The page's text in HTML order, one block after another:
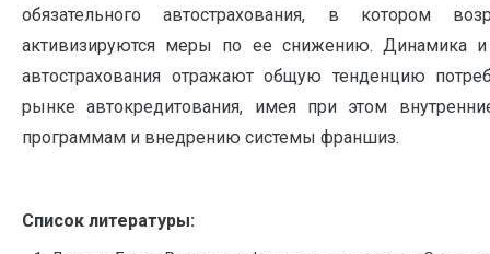
обязательного автострахования, в котором
активизируются меры по ее снижению. Динамика и
автострахования отражают общую тенденцию
рынке автокредитования, имея при этом
программам и внедрению системы франшиз.
Список литературы: